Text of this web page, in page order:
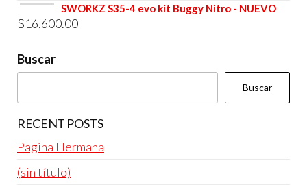
era:
$4,800.00.
es:
SWORKZ S35-4 evo kit Buggy Nitro - NUEVO
$16,600.00
Buscar
Buscar
RECENT POSTS
Pagina Hermana
(sin título)